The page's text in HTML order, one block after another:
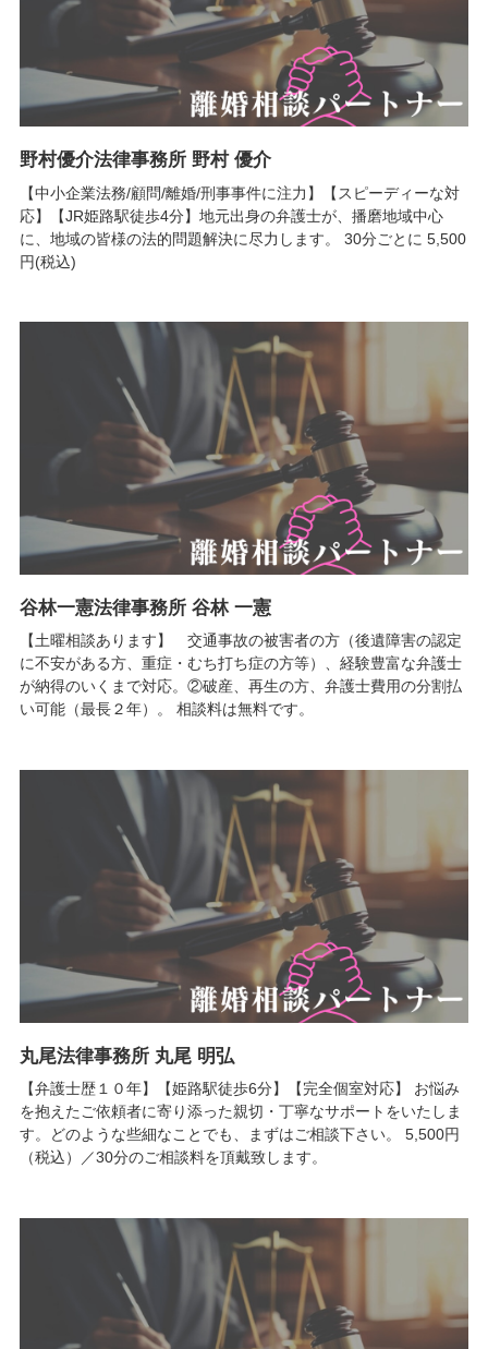
野村優介法律事務所 野村 優介
【中小企業法務/顧問/離婚/刑事事件に注力】【スピーディーな対
応】【JR姫路駅徒歩4分】地元出身の弁護士が、播磨地域中心
に、地域の皆様の法的問題解決に尽力します。 30分ごとに 5,500
円(税込)
谷林一憲法律事務所 谷林 一憲
【土曜相談あります】 交通事故の被害者の方（後遺障害の認定
に不安がある方、重症・むち打ち症の方等）、経験豊富な弁護士
が納得のいくまで対応。②破産、再生の方、弁護士費用の分割払
い可能（最長２年）。 相談料は無料です。
丸尾法律事務所 丸尾 明弘
【弁護士歴１０年】【姫路駅徒歩6分】【完全個室対応】 お悩み
を抱えたご依頼者に寄り添った親切・丁寧なサポートをいたしま
す。どのような些細なことでも、まずはご相談下さい。 5,500円
（税込）／30分のご相談料を頂戴致します。